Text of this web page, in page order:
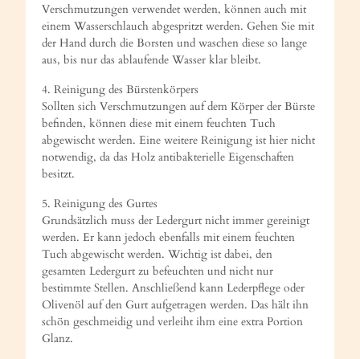
Verschmutzungen verwendet werden, können auch mit
einem Wasserschlauch abgespritzt werden. Gehen Sie mit
der Hand durch die Borsten und waschen diese so lange
aus, bis nur das ablaufende Wasser klar bleibt.
4. Reinigung des Bürstenkörpers
Sollten sich Verschmutzungen auf dem Körper der Bürste
befinden, können diese mit einem feuchten Tuch
abgewischt werden. Eine weitere Reinigung ist hier nicht
notwendig, da das Holz antibakterielle Eigenschaften
besitzt.
5. Reinigung des Gurtes
Grundsätzlich muss der Ledergurt nicht immer gereinigt
werden. Er kann jedoch ebenfalls mit einem feuchten
Tuch abgewischt werden. Wichtig ist dabei, den
gesamten Ledergurt zu befeuchten und nicht nur
bestimmte Stellen. Anschließend kann Lederpflege oder
Olivenöl auf den Gurt aufgetragen werden. Das hält ihn
schön geschmeidig und verleiht ihm eine extra Portion
Glanz.